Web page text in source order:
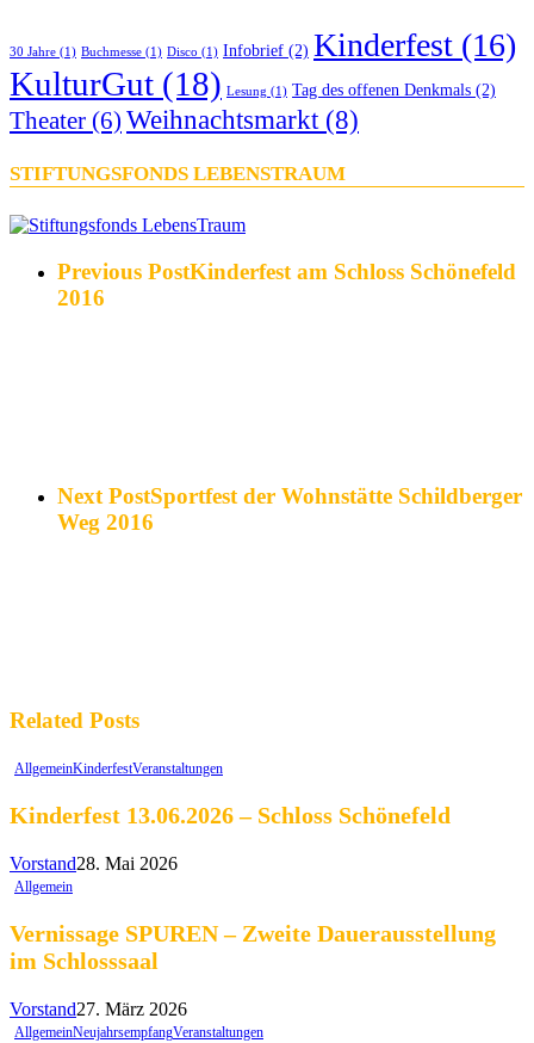
30 Jahre (1) Buchmesse (1) Disco (1) Infobrief (2) Kinderfest (16)
KulturGut (18) Lesung (1) Tag des offenen Denkmals (2)
Theater (6) Weihnachtsmarkt (8)
STIFTUNGSFONDS LEBENSTRAUM
Previous PostKinderfest am Schloss Schönefeld
2016
Next PostSportfest der Wohnstätte Schildberger
Weg 2016
Related Posts
AllgemeinKinderfestVeranstaltungen
Kinderfest 13.06.2026 – Schloss Schönefeld
Vorstand28. Mai 2026
Allgemein
Vernissage SPUREN – Zweite Dauerausstellung
im Schlosssaal
Vorstand27. März 2026
AllgemeinNeujahrsempfangVeranstaltungen